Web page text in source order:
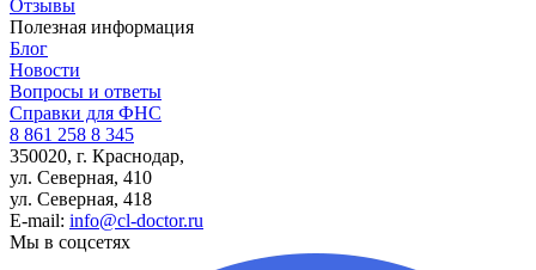
Отзывы
Полезная информация
Блог
Новости
Вопросы и ответы
Справки для ФНС
8 861 258 8 345
350020, г. Краснодар,
ул. Северная, 410
ул. Северная, 418
E-mail: info@cl-doctor.ru
Мы в соцсетях